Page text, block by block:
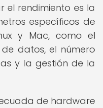
rendimiento es la
específicos de
y Mac, como el
datos, el número
y la gestión de la
de hardware